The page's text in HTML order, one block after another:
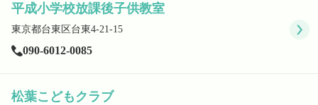
平成小学校放課後子供教室
東京都台東区台東4-21-15
090-6012-0085
松葉こどもクラブ